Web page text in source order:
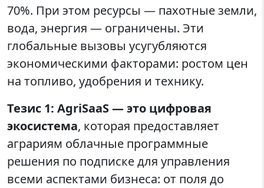
70%. При этом ресурсы — пахотные земли,
вода, энергия — ограничены. Эти
глобальные вызовы усугубляются
экономическими факторами: ростом цен
на топливо, удобрения и технику.
Тезис 1: AgriSaaS — это цифровая
экосистема, которая предоставляет
аграриям облачные программные
решения по подписке для управления
всеми аспектами бизнеса: от поля до